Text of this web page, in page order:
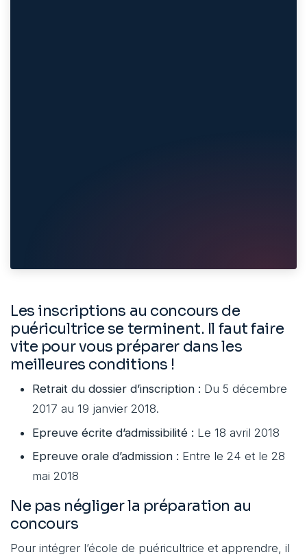
Les inscriptions au concours de
puéricultrice se terminent. Il faut faire
vite pour vous préparer dans les
meilleures conditions !
Retrait du dossier d’inscription : Du 5 décembre
2017 au 19 janvier 2018.
Epreuve écrite d’admissibilité : Le 18 avril 2018
Epreuve orale d’admission : Entre le 24 et le 28
mai 2018
Ne pas négliger la préparation au
concours
Pour intégrer l’école de puéricultrice et apprendre, il